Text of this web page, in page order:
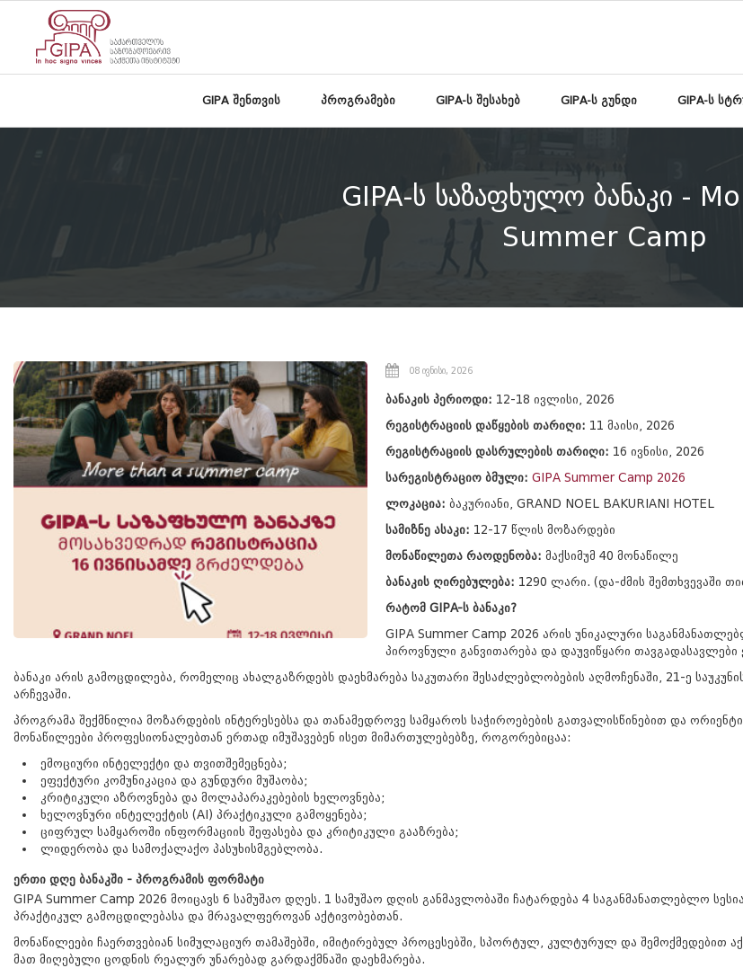
GIPA შენთვის პროგრამები GIPA-ს შესახებ GIPA-ს გუნდი GIPA-ს
GIPA-ს საზაფხულო ბანაკი -
Summer Camp
08 ივნისი, 2026
ბანაკის პერიოდი: 12-18 ივლისი, 2026
რეგისტრაციის დაწყების თარიღი: 11 მაისი, 2026
რეგისტრაციის დასრულების თარიღი: 16 ივნისი, 2026
სარეგისტრაციო ბმული:GIPA Summer Camp 2026
ლოკაცია: ბაკურიანი, GRAND NOEL BAKURIANI HOTEL
სამიზნე ასაკი: 12-17 წლის მოზარდები
მონაწილეთა რაოდენობა: მაქსიმუმ 40 მონაწილე
ბანაკის ღირებულება: 1290 ლარი. (და-ძმის შემთხვევაში
რატომ GIPA-ს ბანაკი?
GIPA Summer Camp 2026 არის უნიკალური
პიროვნული განვითარება და დაუვიწყარი
ბანაკი არის გამოცდილება, რომელიც ახალგაზრდებს დაეხმარება საკუთარი შესაძლებლობების აღმოჩენაში, 21-ე
არჩევაში.
პროგრამა შექმნილია მოზარდების ინტერესებსა და თანამედროვე სამყაროს საჭიროებების გათვალისწინებით და
მონაწილეები პროფესიონალებთან ერთად იმუშავებენ ისეთ მიმართულებებზე, როგორებიცაა:
ემოციური ინტელექტი და თვითშემეცნება;
ეფექტური კომუნიკაცია და გუნდური მუშაობა;
კრიტიკული აზროვნება და მოლაპარაკებების ხელოვნება;
ხელოვნური ინტელექტის (AI) პრაქტიკული გამოყენება;
ციფრულ სამყაროში ინფორმაციის შეფასება და კრიტიკული გააზრება;
ლიდერობა და სამოქალაქო პასუხისმგებლობა.
ერთი დღე ბანაკში - პროგრამის ფორმატი
GIPA Summer Camp 2026 მოიცავს 6 სამუშაო დღეს. 1 სამუშაო დღის განმავლობაში ჩატარდება 4 საგანმანათლებლო
პრაქტიკულ გამოცდილებასა და მრავალფეროვან აქტივობებთან.
მონაწილეები ჩაერთვებიან სიმულაციურ თამაშებში, იმიტირებულ პროცესებში, სპორტულ, კულტურულ და შემოქმედებით
მათ მიღებული ცოდნის რეალურ უნარებად გარდაქმნაში დაეხმარება.